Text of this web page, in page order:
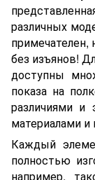
различных
примечателен,
без изъянов!
доступны
показа на
различиями и
материалами и
Каждый
полностью
например,